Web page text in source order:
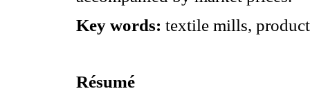
Key words: textile mills,
Résumé